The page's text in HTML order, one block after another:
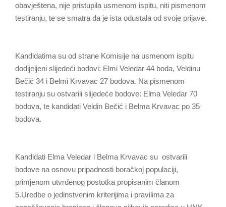
obavještena, nije pristupila usmenom ispitu, niti pismenom
testiranju, te se smatra da je ista odustala od svoje prijave.
Kandidatima su od strane Komisije na usmenom ispitu
dodijeljeni slijedeći bodovi: Elmi Veledar 44 boda, Veldinu
Bečić 34 i Belmi Krvavac 27 bodova. Na pismenom
testiranju su ostvarili slijedeće bodove: Elma Veledar 70
bodova, te kandidati Veldin Bečić i Belma Krvavac po 35
bodova.
Kandidati Elma Veledar i Belma Krvavac su ostvarili
bodove na osnovu pripadnosti boračkoj populaciji,
primjenom utvrđenog postotka propisanim članom
5.Uredbe o jedinstvenim kriterijima i pravilima za